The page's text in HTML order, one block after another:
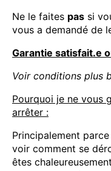
Ne le faites pas si
vous a demandé de
Garantie satisfait.e
Voir conditions plus
Pourquoi je ne vous
arrêter :
Principalement
voir comment se
êtes